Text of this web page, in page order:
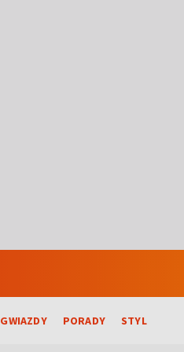
GWIAZDY PORADY STYL